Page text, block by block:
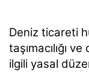
Deniz ticareti
taşımacılığı
ilgili yasal